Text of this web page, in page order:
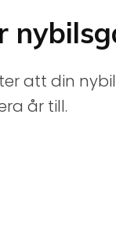
att din
år till.